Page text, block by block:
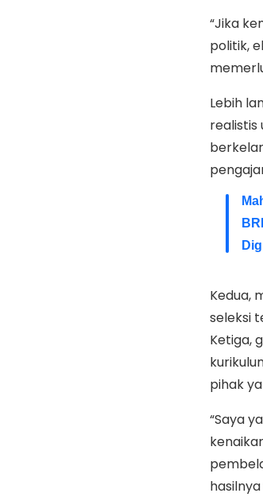
“Jika
politik,
Lebih
realistis
Kedua,
seleksi
Ketiga,
pihak
“Saya